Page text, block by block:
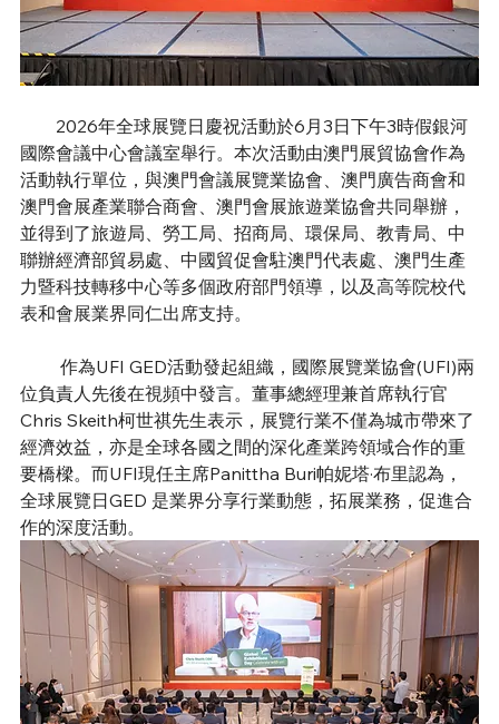
國際會議中心會議室舉行。本次活動由澳門展貿協會作為
活動執行單位，與澳門會議展覽業協會、澳門廣告商會和
澳門會展產業聯合商會、澳門會展旅遊業協會共同舉辦，
並得到了旅遊局、勞工局、招商局、環保局、教青局、中
聯辦經濟部貿易處、中國貿促會駐澳門代表處、澳門生產
力暨科技轉移中心等多個政府部門領導，以及高等院校代
表和會展業界同仁出席支持。
位負責人先後在視頻中發言。董事總經理兼首席執行官
Chris Skeith柯世祺先生表示，展覽行業不僅為城市帶來了
經濟效益，亦是全球各國之間的深化產業跨領域合作的重
要橋樑。而UFI現任主席Panittha Buri帕妮塔·布里認為，
全球展覽日GED 是業界分享行業動態，拓展業務，促進合
作的深度活動。